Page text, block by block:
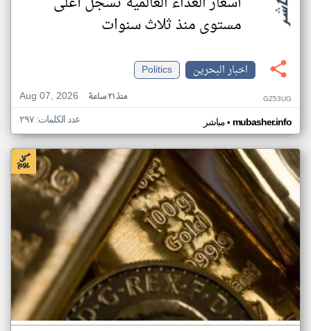
مستوى منذ ثلاث سنوات
اخبار البحرين
Politics
Aug 07, 2026
منذ ٢١ ساعة GZ53UG
مباشر• mubasher.info عدد الكلمات: ٢٩٧